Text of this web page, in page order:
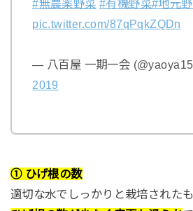
#無農薬野菜 #有機野菜#地元
pic.twitter.com/87qPqkZQDn
— 八百屋 一期一会
2019
① ひげ根の数
適切な水でしっかりと栽培された